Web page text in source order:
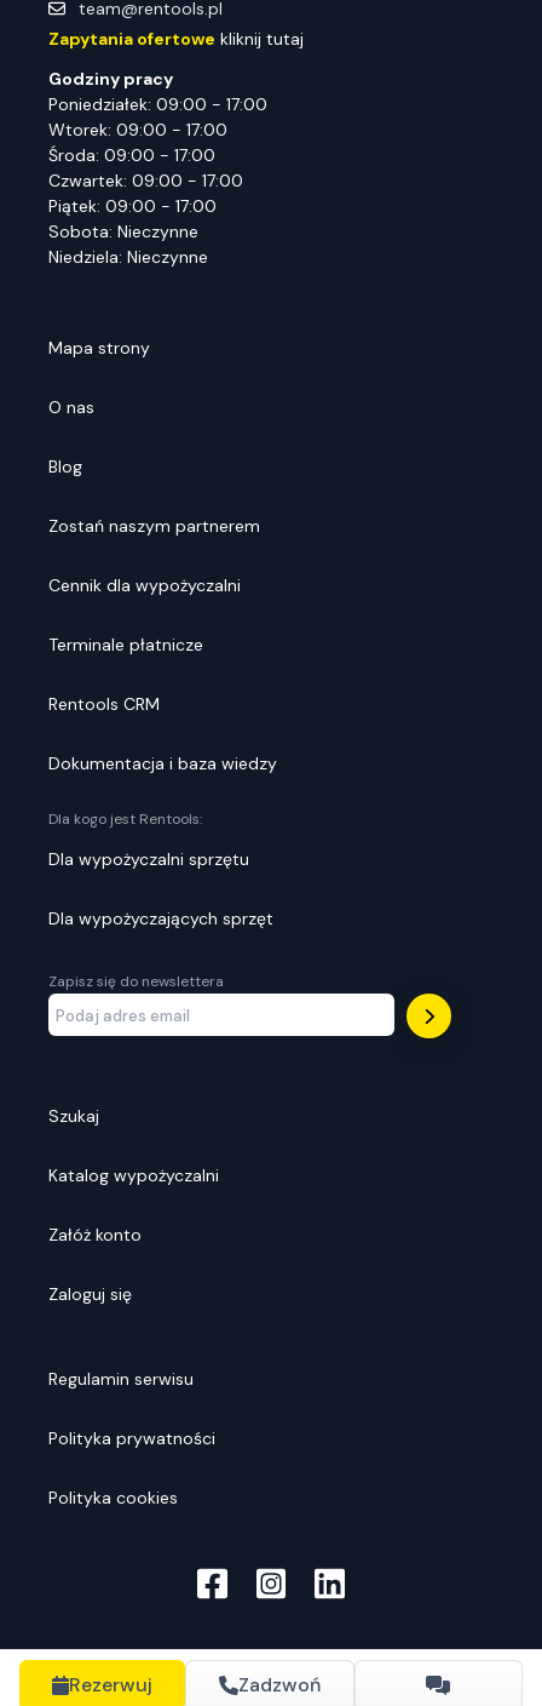
Rezerwuj Zadzwoń
team@rentools.pl
Zapytania ofertowe kliknij tutaj
Godziny pracy
Poniedziałek: 09:00 - 17:00
Wtorek: 09:00 - 17:00
Środa: 09:00 - 17:00
Czwartek: 09:00 - 17:00
Piątek: 09:00 - 17:00
Sobota: Nieczynne
Niedziela: Nieczynne
Mapa strony
O nas
Blog
Zostań naszym partnerem
Cennik dla wypożyczalni
Terminale płatnicze
Rentools CRM
Dokumentacja i baza wiedzy
Dla kogo jest Rentools:
Dla wypożyczalni sprzętu
Dla wypożyczających sprzęt
Zapisz się do newslettera
Szukaj
Katalog wypożyczalni
Załóż konto
Zaloguj się
Regulamin serwisu
Polityka prywatności
Polityka cookies
© Rentools 2026. Wszelkie prawa zastrzeżone.